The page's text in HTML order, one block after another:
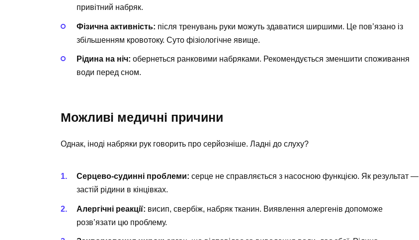
привітний набряк.
Фізична активність: після тренувань руки можуть здаватися ширшими. Це пов’язано із
збільшенням кровотоку. Суто фізіологічне явище.
Рідина на ніч: обернеться ранковими набряками. Рекомендується зменшити споживання
води перед сном.
Можливі медичні причини
Однак, іноді набряки рук говорить про серйозніше. Ладні до слуху?
Серцево-судинні проблеми: серце не справляється з насосною функцією. Як результат —
застій рідини в кінцівках.
Алергічні реакції: висип, свербіж, набряк тканин. Виявлення алергенів допоможе
розв’язати цю проблему.